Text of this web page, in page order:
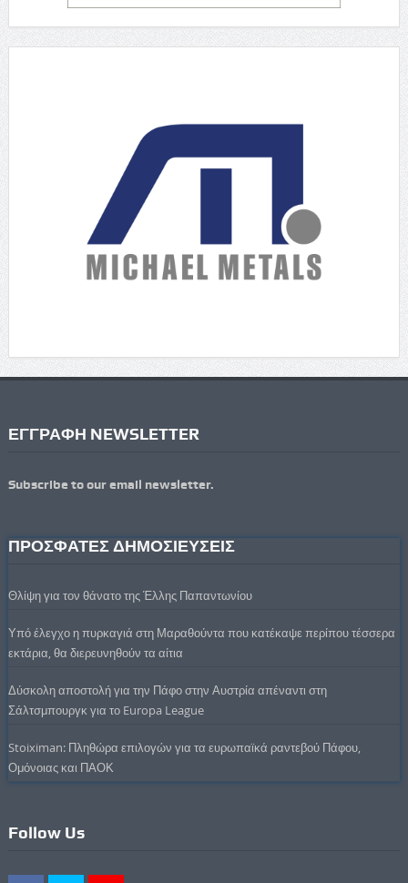
ΕΓΓΡΑΦΗ NEWSLETTER
Subscribe to our email newsletter.
ΠΡΟΣΦΑΤΕΣ ΔΗΜΟΣΙΕΥΣΕΙΣ
Θλίψη για τον θάνατο της Έλλης Παπαντωνίου
Υπό έλεγχο η πυρκαγιά στη Μαραθούντα που κατέκαψε περίπου τέσσερα
εκτάρια, θα διερευνηθούν τα αίτια
Δύσκολη αποστολή για την Πάφο στην Αυστρία απέναντι στη
Σάλτσμπουργκ για το Europa League
Stoiximan: Πληθώρα επιλογών για τα ευρωπαϊκά ραντεβού Πάφου,
Ομόνοιας και ΠΑΟΚ
Follow Us